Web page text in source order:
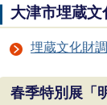
大津市埋蔵
埋蔵文化財
春季特別展「